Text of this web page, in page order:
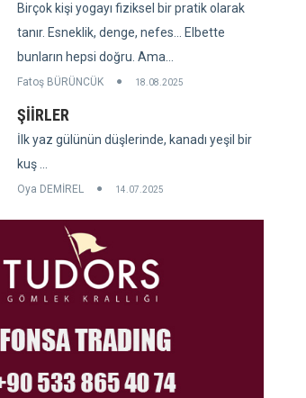
Birçok kişi yogayı fiziksel bir pratik olarak
tanır. Esneklik, denge, nefes... Elbette
bunların hepsi doğru. Ama...
Fatoş BÜRÜNCÜK 18.08.2025
ŞİİRLER
İlk yaz gülünün düşlerinde, kanadı yeşil bir
kuş ...
Oya DEMİREL 14.07.2025